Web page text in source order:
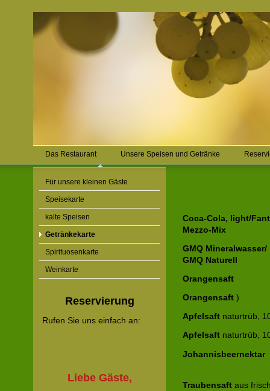
Das Restaurant Unsere Speisen und Getränke
Für unsere kleinen Gäste
Speisekarte
kalte Speisen
Getränkekarte
Spirituosenkarte
Weinkarte
Reservierung
Rufen Sie uns einfach an:
Liebe Gäste,
Coca-Cola, light/
Mezzo-Mix
GMQ Mineralwasser/
GMQ
Orangensaft
Orangensaft )
Apfelsaft
Apfelsaft naturtrüb,
Johannisbeernektar
Traubensaft aus